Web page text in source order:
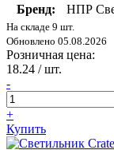
Бренд:
НПР
На складе 9 шт.
Обновлено 05.08.2026
Розничная цена:
18.24 / шт.
-
+
Купить